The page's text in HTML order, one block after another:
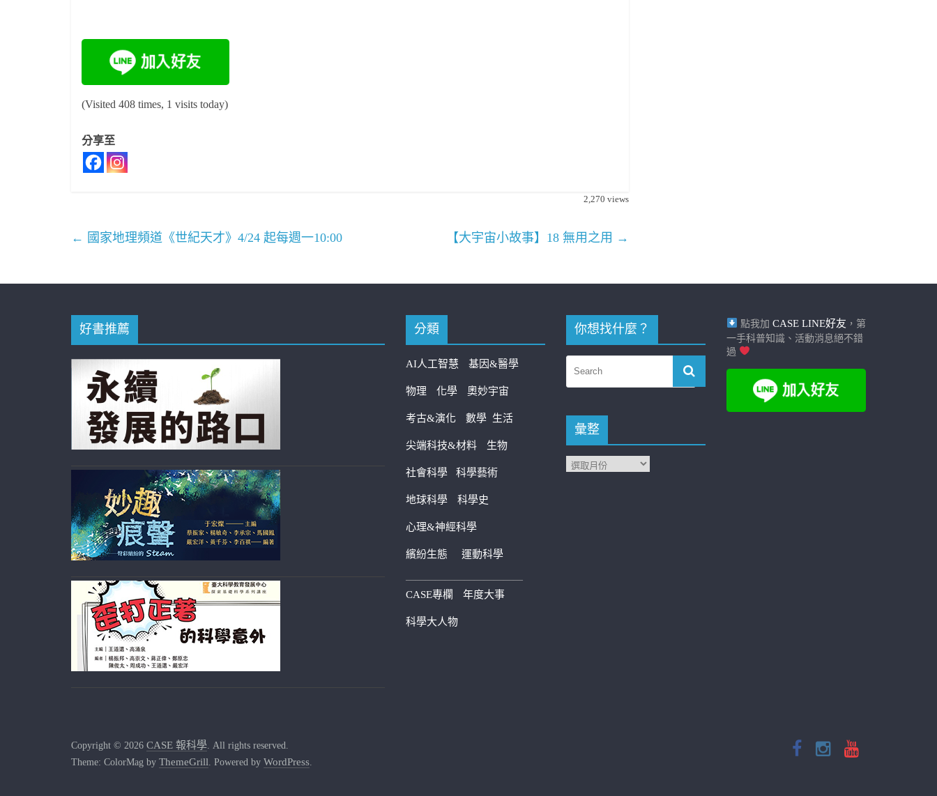
(Visited 408 times, 1 visits today)
分享至
2,270 views
← 國家地理頻道《世紀天才》4/24 起每週一10:00 【大宇宙小故事】18 無用之用 →
好書推薦 分類
AI人工智慧 基因&醫學
物理 化學 奧妙宇宙
考古&演化 數學 生活
尖端科技&材料 生物
社會科學 科學藝術
地球科學 科學史
心理&神經科學
繽紛生態 運動科學
————————————
CASE專欄 年度大事
科學大人物
你想找什麼？
彙整
點我加 CASE LINE好友 ，第
一手科普知識、活動消息絕不錯
過
Copyright © 2026 CASE 報科學 . All rights reserved.
Theme: ColorMag by ThemeGrill . Powered by WordPress